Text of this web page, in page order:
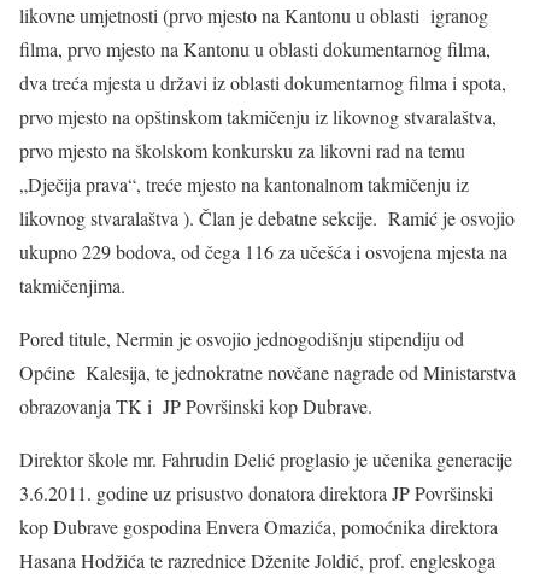
likovne umjetnosti (prvo mjesto na Kantonu u oblasti igranog
filma, prvo mjesto na Kantonu u oblasti dokumentarnog filma,
dva treća mjesta u državi iz oblasti dokumentarnog filma i spota,
prvo mjesto na opštinskom takmičenju iz likovnog stvaralaštva,
prvo mjesto na školskom konkursku za likovni rad na temu
„Dječija prava“, treće mjesto na kantonalnom takmičenju iz
likovnog stvaralaštva ). Član je debatne sekcije. Ramić je osvojio
ukupno 229 bodova, od čega 116 za učešća i osvojena mjesta na
takmičenjima.
Pored titule, Nermin je osvojio jednogodišnju stipendiju od
Općine Kalesija, te jednokratne novčane nagrade od Ministarstva
obrazovanja TK i JP Površinski kop Dubrave.
Direktor škole mr. Fahrudin Delić proglasio je učenika generacije
3.6.2011. godine uz prisustvo donatora direktora JP Površinski
kop Dubrave gospodina Envera Omazića, pomoćnika direktora
Hasana Hodžića te razrednice Dženite Joldić, prof. engleskoga